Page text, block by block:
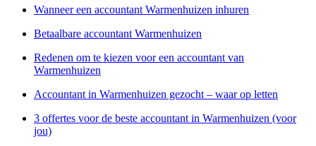
Wanneer een accountant Warmenhuizen inhuren
Betaalbare accountant Warmenhuizen
Redenen om te kiezen voor een accountant van
Warmenhuizen
Accountant in Warmenhuizen gezocht – waar op letten
3 offertes voor de beste accountant in Warmenhuizen (voor
jou)